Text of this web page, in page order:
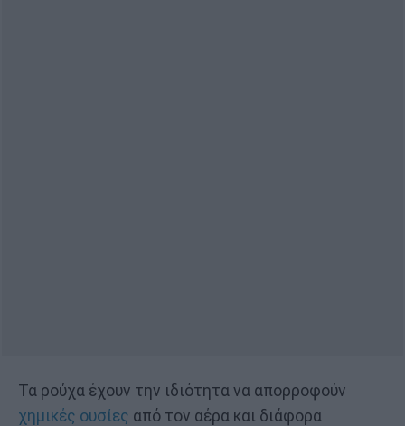
Τα ρούχα έχουν την ιδιότητα να απορροφούν
χημικές ουσίες από τον αέρα και διάφορα